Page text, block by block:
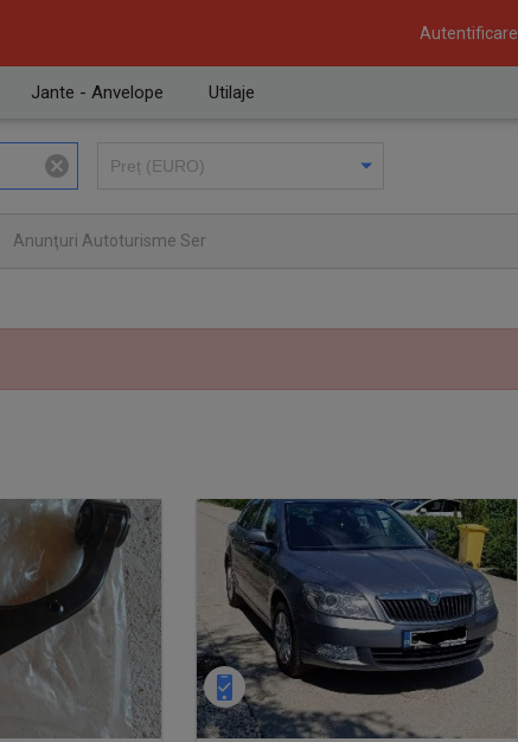
Autentificare
Jante - Anvelope Utilaje
Anunţuri Autoturisme Ser